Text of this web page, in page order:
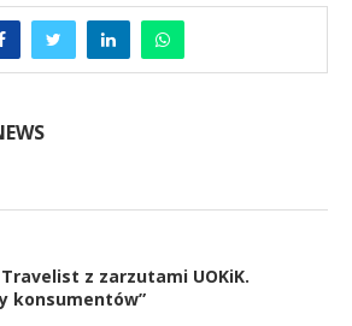
z zarzutami UOKiK.
konsumentów”